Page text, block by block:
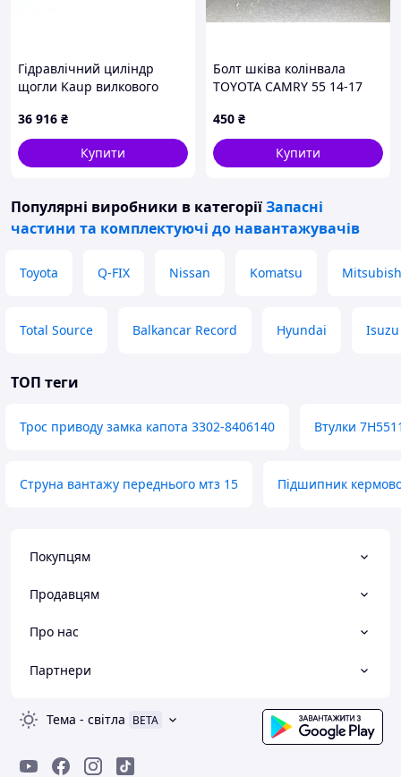
Гідравлічний циліндр
щогли Kaup вилкового
0432210021
36 916 ₴
Купити
Болт шківа колінвала
TOYOTA CAMRY 55 14-17
450 ₴
Купити
Популярні виробники в категоріїЗапасні
частини та комплектуючі до навантажувачів
Toyota Q-FIX Nissan Komatsu
Total Source Balkancar Record Hyundai Isuzu
ТОП теги
Трос приводу замка капота 3302-8406140 Втулки
Струна вантажу переднього мтз 15 Підшипник
Покупцям
Продавцям
Про нас
Партнери
Тема - світла BETA